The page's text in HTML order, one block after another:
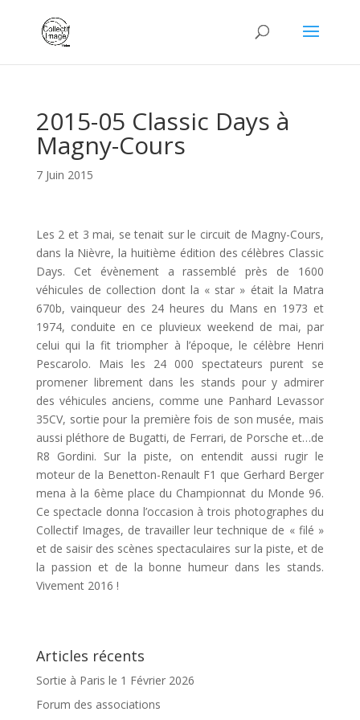
2015-05 Classic Days à
Magny-Cours
7 Juin 2015
Les 2 et 3 mai, se tenait sur le circuit de Magny-Cours,
dans la Nièvre, la huitième édition des célèbres Classic
Days. Cet évènement a rassemblé près de 1600
véhicules de collection dont la « star » était la Matra
670b, vainqueur des 24 heures du Mans en 1973 et
1974, conduite en ce pluvieux weekend de mai, par
celui qui la fit triompher à l’époque, le célèbre Henri
Pescarolo. Mais les 24 000 spectateurs purent se
promener librement dans les stands pour y admirer
des véhicules anciens, comme une Panhard Levassor
35CV, sortie pour la première fois de son musée, mais
aussi pléthore de Bugatti, de Ferrari, de Porsche et…de
R8 Gordini. Sur la piste, on entendit aussi rugir le
moteur de la Benetton-Renault F1 que Gerhard Berger
mena à la 6ème place du Championnat du Monde 96.
Ce spectacle donna l’occasion à trois photographes du
Collectif Images, de travailler leur technique de « filé »
et de saisir des scènes spectaculaires sur la piste, et de
la passion et de la bonne humeur dans les stands.
Vivement 2016 !
Articles récents
Sortie à Paris le 1 Février 2026
Forum des associations